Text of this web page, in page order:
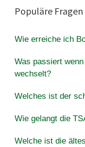
Populäre Fragen
Wie erreiche ich
Was passiert
wechselt?
Welches ist der
Wie gelangt die
Welche ist die